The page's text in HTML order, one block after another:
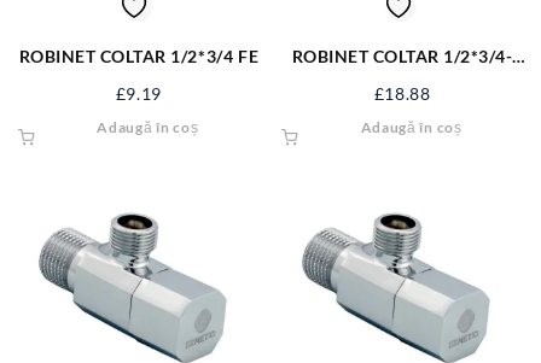
ROBINET COLTAR 1/2*3/4 FE
£9.19
Adaugă în coș
ROBINET COLTAR 1/2*3/4-
£18.88
Adaugă în coș